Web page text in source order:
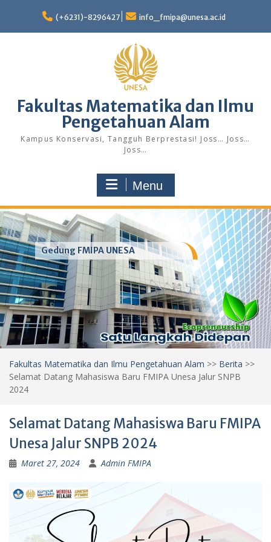
content
(+6231)-8296427 info_fmipa@unesa.ac.id
Fakultas Matematika dan Ilmu
Pengetahuan Alam
Kampus Konservasi, Tangguh Berprestasi! Joss… Joss…
Joss…
Menu
Gedung FMIPA UNESA
Fakultas Matematika dan Ilmu Pengetahuan Alam >> Berita >>
Selamat Datang Mahasiswa Baru FMIPA Unesa Jalur SNPB
2024
Selamat Datang Mahasiswa Baru FMIPA
Unesa Jalur SNPB 2024
Maret 27, 2024 Admin FMIPA